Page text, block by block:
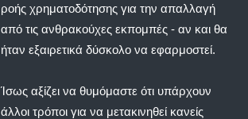
ροής χρηματοδότησης για την απαλλαγή
από τις ανθρακούχες εκπομπές - αν και θα
ήταν εξαιρετικά δύσκολο να εφαρμοστεί.
Ίσως αξίζει να θυμόμαστε ότι υπάρχουν
άλλοι τρόποι για να μετακινηθεί κανείς